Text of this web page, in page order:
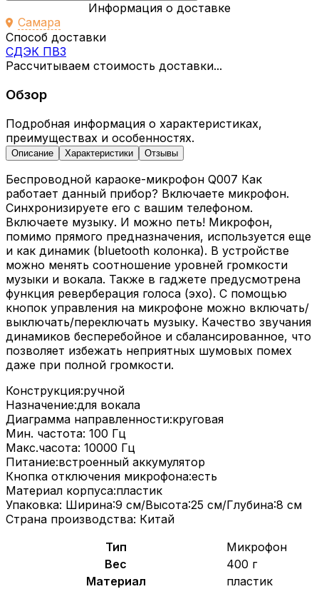
Информация о доставке
Самара
Способ доставки
СДЭК ПВЗ
Рассчитываем стоимость доставки...
Обзор
Подробная информация о характеристиках,
преимуществах и особенностях.
Описание Характеристики Отзывы
Беспроводной караоке-микрофон Q007 Как
работает данный прибор? Включаете микрофон.
Синхронизируете его с вашим телефоном.
Включаете музыку. И можно петь! Микрофон,
помимо прямого предназначения, используется еще
и как динамик (bluetooth колонка). В устройстве
можно менять соотношение уровней громкости
музыки и вокала. Также в гаджете предусмотрена
функция реверберация голоса (эхо). С помощью
кнопок управления на микрофоне можно включать/
выключать/переключать музыку. Качество звучания
динамиков бесперебойное и сбалансированное, что
позволяет избежать неприятных шумовых помех
даже при полной громкости.
Конструкция:ручной
Назначение:для вокала
Диаграмма направленности:круговая
Мин. частота: 100 Гц
Макс.часота: 10000 Гц
Питание:встроенный аккумулятор
Кнопка отключения микрофона:есть
Материал корпуса:пластик
Упаковка: Ширина:9 см/Высота:25 см/Глубина:8 см
Страна производства: Китай
Тип
Микрофон
Вес
400 г
Материал
пластик